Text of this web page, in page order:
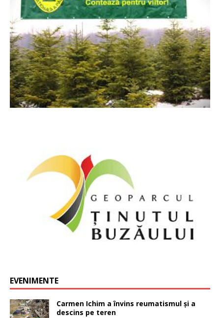
EVENIMENTE
Carmen Ichim a învins reumatismul și a
descins pe teren